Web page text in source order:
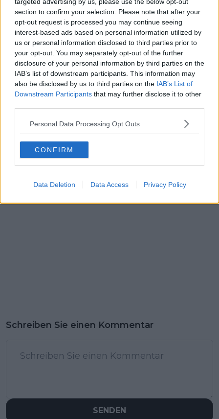
section to confirm your selection. Please note that after your
opt-out request is processed you may continue seeing
interest-based ads based on personal information utilized by
us or personal information disclosed to third parties prior to
your opt-out. You may separately opt-out of the further
disclosure of your personal information by third parties on the
IAB’s list of downstream participants. This information may
also be disclosed by us to third parties on the IAB’s List of
Downstream Participants that may further disclose it to other
Personal Data Processing Opt Outs
CONFIRM
Data Deletion Data Access Privacy Policy
Klatscht
0
Besucher 0
Vorheriger Artikel
"Er hat es geschafft,
wieder in die Spur zu
kommen" - Marc
Gaudu nach einer
durchwachsenen
Saison 2024
Nächster Artikel
"Unser eigener Arzt
hat ihn im Hotel
zusammengeflickt" -
Guangxi-Rundfahrt
Schreiben Sie einen Kommentar
SENDEN